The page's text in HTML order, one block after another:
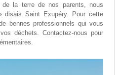
la terre de nos parents, nous
disais Saint Exupéry. Pour cette
bennes professionnels qui vous
déchets. Contactez-nous pour